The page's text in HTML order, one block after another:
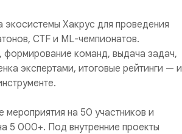
Хакрус для проведения
CTF и ML-чемпионатов.
формирование команд, выдача задач,
экспертами, итоговые рейтинги — и
на 50 участников и
5 000+. Под внутренние проекты